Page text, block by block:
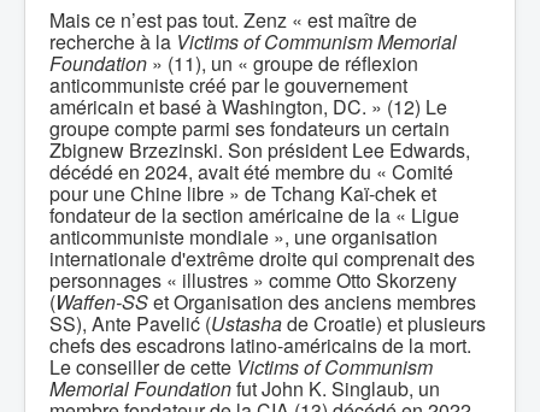
Mais ce n’est pas tout. Zenz « est maître de
recherche à la Victims of Communism Memorial
Foundation » (11), un « groupe de réflexion
anticommuniste créé par le gouvernement
américain et basé à Washington, DC. » (12) Le
groupe compte parmi ses fondateurs un certain
Zbignew Brzezinski. Son président Lee Edwards,
décédé en 2024, avait été membre du « Comité
pour une Chine libre » de Tchang Kaï-chek et
fondateur de la section américaine de la « Ligue
anticommuniste mondiale », une organisation
internationale d'extrême droite qui comprenait des
personnages « illustres » comme Otto Skorzeny
(Waffen-SSet Organisation des anciens membres
SS), Ante Pavelić (Ustashade Croatie) et plusieurs
chefs des escadrons latino-américains de la mort.
Le conseiller de cette Victims of Communism
MemorialFoundationfut John K. Singlaub, un